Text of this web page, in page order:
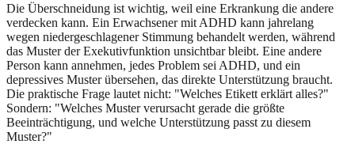
Die Überschneidung ist wichtig, weil eine Erkrankung die andere
verdecken kann. Ein Erwachsener mit ADHD kann jahrelang
wegen niedergeschlagener Stimmung behandelt werden, während
das Muster der Exekutivfunktion unsichtbar bleibt. Eine andere
Person kann annehmen, jedes Problem sei ADHD, und ein
depressives Muster übersehen, das direkte Unterstützung braucht.
Die praktische Frage lautet nicht: "Welches Etikett erklärt alles?"
Sondern: "Welches Muster verursacht gerade die größte
Beeinträchtigung, und welche Unterstützung passt zu diesem
Muster?"